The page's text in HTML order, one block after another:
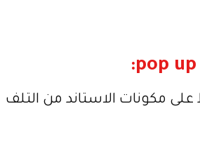
مكونات الاستاند من التلف